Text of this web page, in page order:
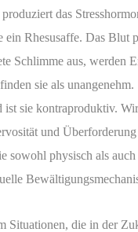
das
Rhesusaffe. Das Blut
Schlimme aus, werden
sie als
ist sie kontraproduktiv.
und
sowohl physisch als
Situationen, die in der